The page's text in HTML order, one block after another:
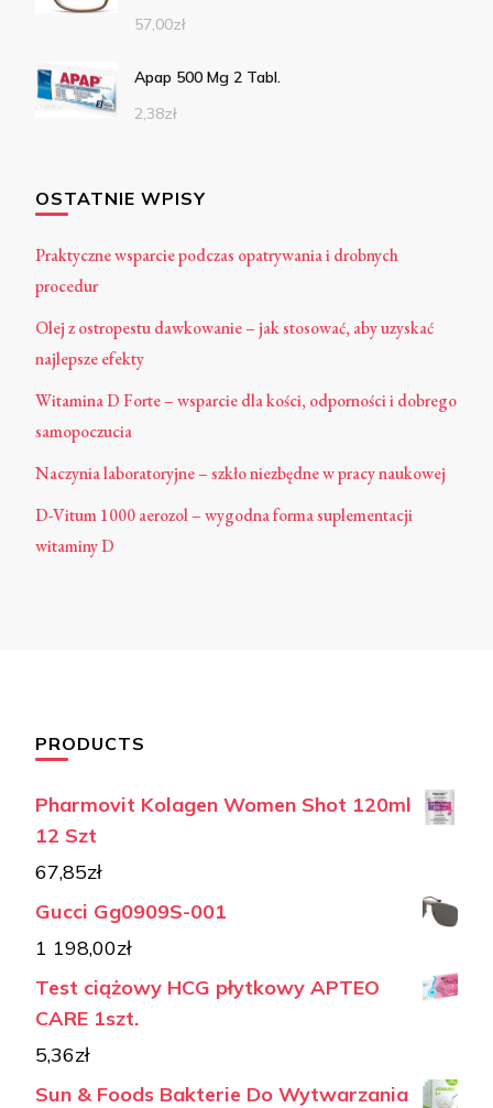
57,00zł
Apap 500 Mg 2 Tabl.
2,38zł
OSTATNIE WPISY
Praktyczne wsparcie podczas opatrywania i drobnych
procedur
Olej z ostropestu dawkowanie – jak stosować, aby uzyskać
najlepsze efekty
Witamina D Forte – wsparcie dla kości, odporności i dobrego
samopoczucia
Naczynia laboratoryjne – szkło niezbędne w pracy naukowej
D-Vitum 1000 aerozol – wygodna forma suplementacji
witaminy D
PRODUCTS
Pharmovit Kolagen Women Shot 120ml
12 Szt
67,85zł
Gucci Gg0909S-001
1 198,00zł
Test ciążowy HCG płytkowy APTEO
CARE 1szt.
5,36zł
Sun & Foods Bakterie Do Wytwarzania